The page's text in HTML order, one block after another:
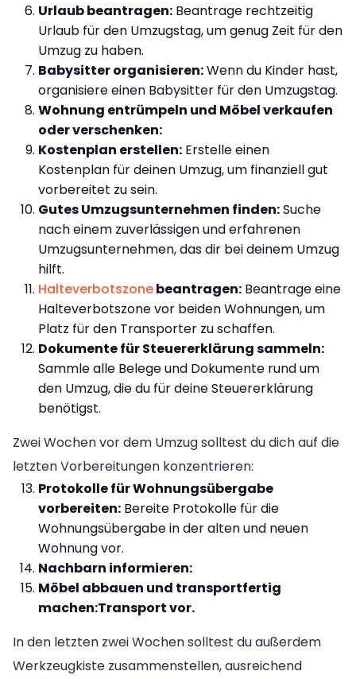
Urlaub beantragen: Beantrage rechtzeitig
Urlaub für den Umzugstag, um genug Zeit für den
Umzug zu haben.
Babysitter organisieren:Wenn du Kinder hast,
organisiere einen Babysitter für den Umzugstag.
Wohnung entrümpeln und Möbel verkaufen
oder verschenken:
Kostenplan erstellen: Erstelle einen
Kostenplan für deinen Umzug, um finanziell gut
vorbereitet zu sein.
Gutes Umzugsunternehmen finden:Suche
nach einem zuverlässigen und erfahrenen
Umzugsunternehmen, das dir bei deinem Umzug
hilft.
Halteverbotszonebeantragen: Beantrage eine
Halteverbotszone vor beiden Wohnungen, um
Platz für den Transporter zu schaffen.
Dokumente für Steuererklärung sammeln:
Sammle alle Belege und Dokumente rund um
den Umzug, die du für deine Steuererklärung
benötigst.
Zwei Wochen vor dem Umzug solltest du dich auf die
letzten Vorbereitungen konzentrieren:
Protokolle für Wohnungsübergabe
vorbereiten: Bereite Protokolle für die
Wohnungsübergabe in der alten und neuen
Wohnung vor.
Nachbarn informieren:
Möbel abbauen und transportfertig
machen:Transport vor.
In den letzten zwei Wochen solltest du außerdem
Werkzeugkiste zusammenstellen, ausreichend